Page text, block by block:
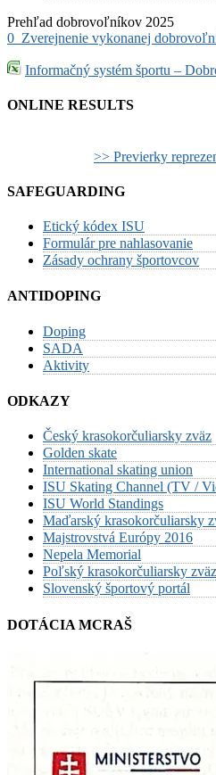
Prehľad dobrovoľníkov 2025
0_Zverejnenie vykonanej
Informačný systém športu –
ONLINE RESULTS
>> Previerky
SAFEGUARDING
Etický kódex ISU
Formulár pre nahlasovanie
Zásady ochrany športovcov
ANTIDOPING
Doping
SADA
Aktivity
ODKAZY
Český krasokorčuliarsky zväz
Golden skate
International skating union
ISU Skating Channel (TV /
ISU World Standings
Maďarský krasokorčuliarsky
Majstrovstvá Európy 2016
Nepela Memorial
Poľský krasokorčuliarsky zväz
Slovenský športový portál
DOTÁCIA MCRAŠ